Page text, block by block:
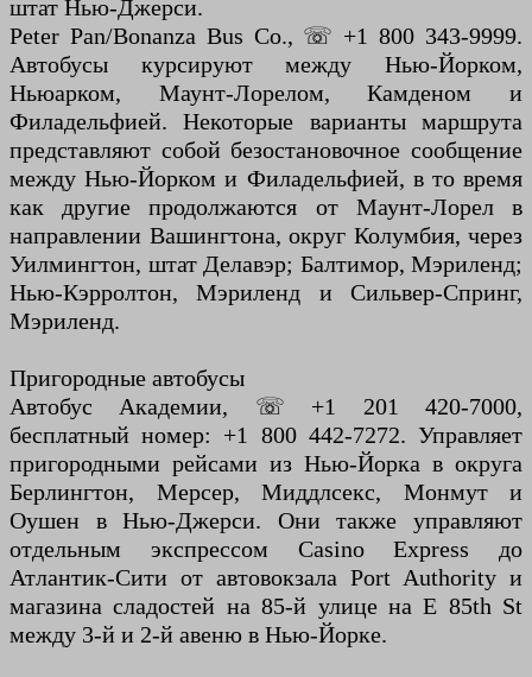
штат Нью-Джерси.
Peter Pan/Bonanza Bus Co., ☏ +1 800 343-9999.
Автобусы курсируют между Нью-Йорком,
Ньюарком, Маунт-Лорелом, Камденом и
Филадельфией. Некоторые варианты маршрута
представляют собой безостановочное сообщение
между Нью-Йорком и Филадельфией, в то время
как другие продолжаются от Маунт-Лорел в
направлении Вашингтона, округ Колумбия, через
Уилмингтон, штат Делавэр; Балтимор, Мэриленд;
Нью-Кэрролтон, Мэриленд и Сильвер-Спринг,
Мэриленд.
Пригородные автобусы
Автобус Академии, ☏ +1 201 420-7000,
бесплатный номер: +1 800 442-7272. Управляет
пригородными рейсами из Нью-Йорка в округа
Берлингтон, Мерсер, Миддлсекс, Монмут и
Оушен в Нью-Джерси. Они также управляют
отдельным экспрессом Casino Express до
Атлантик-Сити от автовокзала Port Authority и
магазина сладостей на 85-й улице на E 85th St
между 3-й и 2-й авеню в Нью-Йорке.